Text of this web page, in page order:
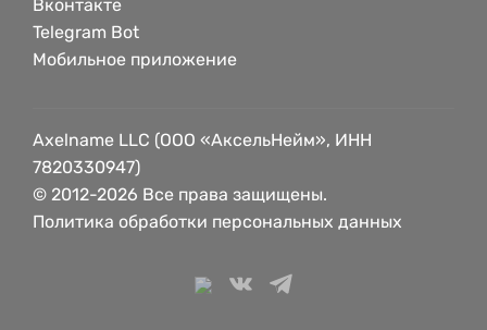
Вконтакте
Telegram Bot
Мобильное приложение
Axelname LLC (ООО «АксельНейм», ИНН
7820330947)
© 2012-2026 Все права защищены.
Политика обработки персональных данных